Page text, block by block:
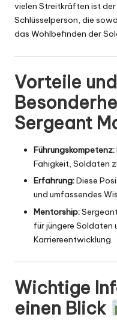
vielen Streitkräften ist
Schlüsselperson, die
das Wohlbefinden der
Vorteile und
Sergeant
Führungskompetenz:
Fähigkeit, Soldaten
Erfahrung:Diese
und umfassendes
Mentorship:
für jüngere Soldaten
Karriereentwicklung.
Wichtige
einen Blick